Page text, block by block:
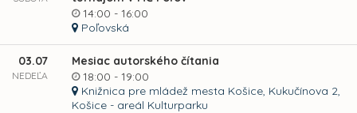
14:00 - 16:00
Poľovská
03.07
NEDEĽA
Mesiac autorského čítania
18:00 - 19:00
Knižnica pre mládež mesta Košice, Kukučínova 2,
Košice - areál Kulturparku